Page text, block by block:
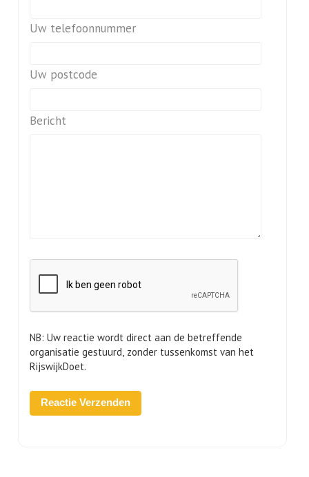
Uw telefoonnummer
Uw postcode
Bericht
NB: Uw reactie wordt direct aan de betreffende
organisatie gestuurd, zonder tussenkomst van het
RijswijkDoet.